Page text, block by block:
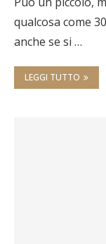
qualcosa come
anche se si …
LEGGI TUTTO